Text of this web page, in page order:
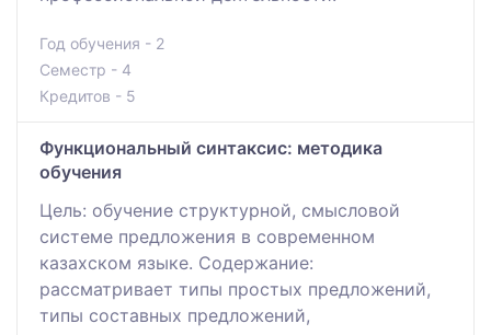
Год обучения - 2
Семестр - 4
Кредитов - 5
Функциональный синтаксис: методика
обучения
Цель: обучение структурной, смысловой
системе предложения в современном
казахском языке. Содержание:
рассматривает типы простых предложений,
типы составных предложений,